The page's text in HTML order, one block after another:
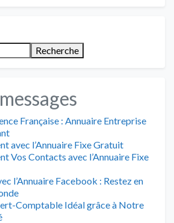
Recherche
Française : Annuaire Entreprise
avec l’Annuaire Fixe Gratuit
Vos Contacts avec l’Annuaire Fixe
l’Annuaire Facebook : Restez en
Comptable Idéal grâce à Notre